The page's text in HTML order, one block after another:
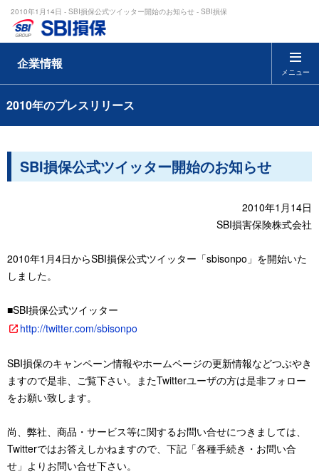
2010年1月14日 - SBI損保公式ツイッター開始のお知らせ - SBI損保
メニュー
企業情報
2010年のプレスリリース
SBI損保公式ツイッター開始のお知らせ
2010年1月14日
SBI損害保険株式会社
2010年1月4日からSBI損保公式ツイッター「sbisonpo」を開始いた
しました。
■SBI損保公式ツイッター
http://twitter.com/sbisonpo
SBI損保のキャンペーン情報やホームページの更新情報などつぶやき
ますので是非、ご覧下さい。またTwitterユーザの方は是非フォロー
をお願い致します。
尚、弊社、商品・サービス等に関するお問い合せにつきましては、
Twitterではお答えしかねますので、下記「各種手続き・お問い合
せ」よりお問い合せ下さい。